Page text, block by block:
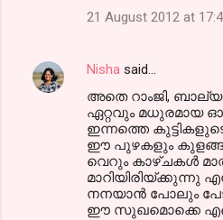
21 August 2012 at
Nisha said…
അതെ റാംജി,
ഏറ്റവും മധുരമായ
ഇന്നത്തെ
ഈ പുഴകളും
വെറും കാഴ്ചകള്‍
മാറിയിരിയ്ക്കുന്നു
നനയാന്‍ പോലും
ഈ സുഖമൊക്കെ